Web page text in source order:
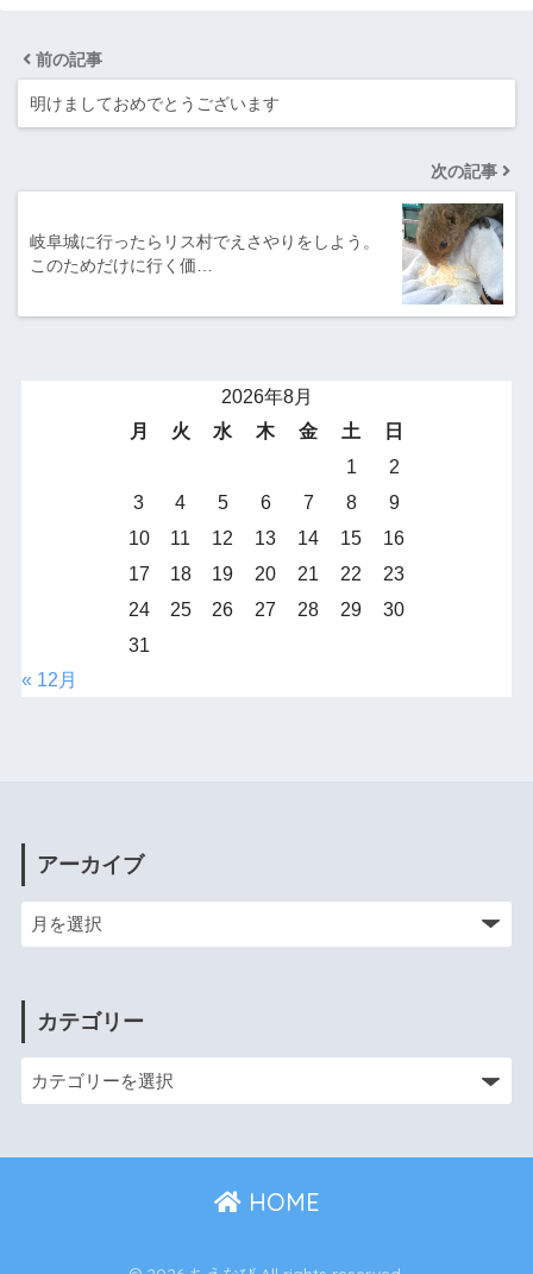
前の記事
明けましておめでとうございます
次の記事
岐阜城に行ったらリス村でえさやりをしよう。
このためだけに行く価…
2026年8月
月
火 水 木 金 土
日
1
2
3
4 5 6 7 8
9
10
11 12 13 14 15
16
17
18 19 20 21 22
23
24
25 26 27 28 29
30
31
« 12月
アーカイブ
カテゴリー
HOME